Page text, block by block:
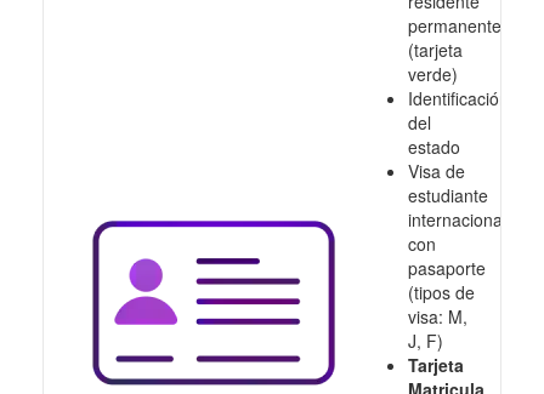
permanente
(tarjeta
verde)
Identificación
del
estado
Visa de
estudiante
internacional
con
pasaporte
(tipos de
visa: M,
J, F)
Tarjeta
Matricula